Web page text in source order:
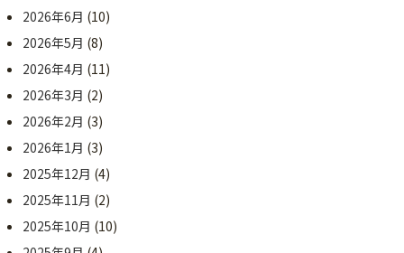
2026年6月 (10)
2026年5月 (8)
2026年4月 (11)
2026年3月 (2)
2026年2月 (3)
2026年1月 (3)
2025年12月 (4)
2025年11月 (2)
2025年10月 (10)